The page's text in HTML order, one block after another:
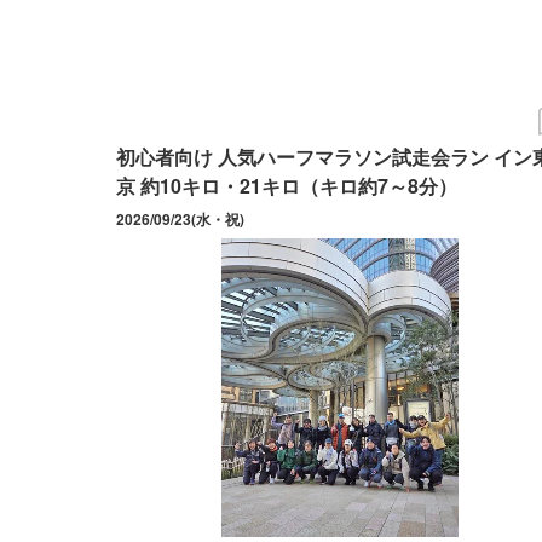
初心者向け 人気ハーフマラソン試走会ラン イン
京 約10キロ・21キロ（キロ約7～8分）
2026/09/23(水・祝)